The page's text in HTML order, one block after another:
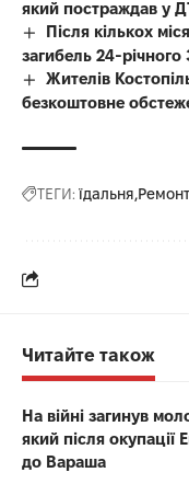
який постраждав у
Після кількох
загибель 24-
Жителів
безкоштовне
ТЕГИ: їдальня Ремонт
Читайте також
На війні загинув
який після окупації
до Вараша